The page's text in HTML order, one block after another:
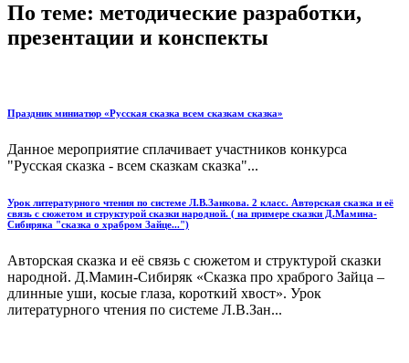
По теме: методические разработки,
презентации и конспекты
Праздник миниатюр «Русская сказка всем сказкам сказка»
Данное мероприятие сплачивает участников конкурса
"Русская сказка - всем сказкам сказка"...
Урок литературного чтения по системе Л.В.Занкова. 2 класс. Авторская сказка и её
связь с сюжетом и структурой сказки народной. ( на примере сказки Д.Мамина-
Сибиряка "сказка о храбром Зайце...")
Авторская сказка и её связь с сюжетом и структурой сказки
народной. Д.Мамин-Сибиряк «Сказка про храброго Зайца –
длинные уши, косые глаза, короткий хвост». Урок
литературного чтения по системе Л.В.Зан...